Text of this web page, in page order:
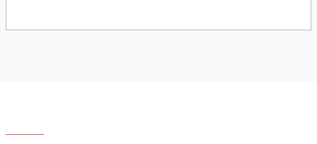
yetersiz gördüğünüz noktaları öneri formunu kullanarak tarafımıza